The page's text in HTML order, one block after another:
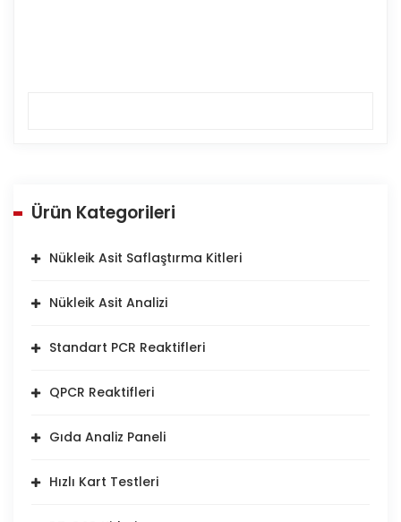
Ürün Kategorileri
Nükleik Asit Saflaştırma Kitleri
Nükleik Asit Analizi
Standart PCR Reaktifleri
QPCR Reaktifleri
Gıda Analiz Paneli
Hızlı Kart Testleri